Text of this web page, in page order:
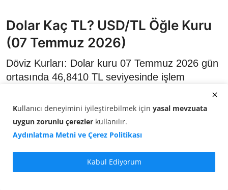
Dolar Kaç TL? USD/TL Öğle Kuru
(07 Temmuz 2026)
Döviz Kurları: Dolar kuru 07 Temmuz 2026 gün
ortasında 46,8410 TL seviyesinde işlem
yüzde 0,05 artış gösterdi.
Kullanıcı deneyimini iyileştirebilmek için yasal mevzuata
uygun zorunlu çerezler kullanılır.
Aydınlatma Metni ve Çerez Politikası
Kabul Ediyorum